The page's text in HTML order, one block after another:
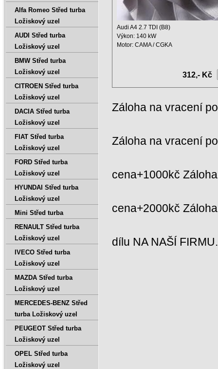
Audi A4 2.7 TDI (B8)
Výkon: 140 kW
Motor: CAMA / CGKA
312,- Kč
Záloha na vracení
Záloha na vracení
cena+1000kč
cena+2000kč
dílu NA NAŠÍ
Alfa Romeo Střed turba
Ložiskový uzel
AUDI Střed turba
Ložiskový uzel
BMW Střed turba
Ložiskový uzel
CITROEN Střed turba
Ložiskový uzel
DACIA Střed turba
Ložiskový uzel
FIAT Střed turba
Ložiskový uzel
FORD Střed turba
Ložiskový uzel
HYUNDAI Střed turba
Ložiskový uzel
Mini Střed turba
RENAULT Střed turba
Ložiskový uzel
IVECO Střed turba
Ložiskový uzel
MAZDA Střed turba
Ložiskový uzel
MERCEDES-BENZ Střed
turba Ložiskový uzel
PEUGEOT Střed turba
Ložiskový uzel
OPEL Střed turba
Ložiskový uzel